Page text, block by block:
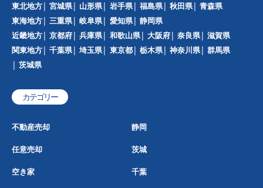
東北地方
宮城県 山形県 岩手県 福島県 秋田県
青森県
東海地方
三重県 岐阜県 愛知県
静岡県
近畿地方
京都府 兵庫県 和歌山県 大阪府 奈良県
滋賀県
関東地方
千葉県 埼玉県 東京都 栃木県 神奈川県
群馬県
茨城県
カテゴリー
不動産売却 静岡
任意売却 茨城
空き家 千葉